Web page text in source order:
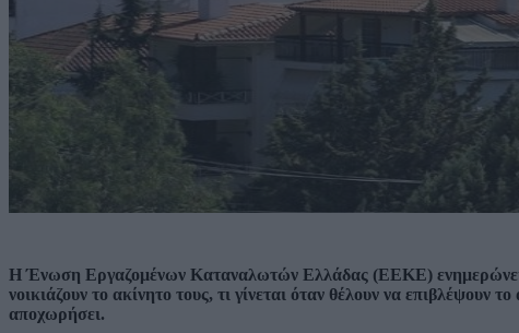
Η Ένωση Εργαζομένων Καταναλωτών Ελλάδας (ΕΕΚΕ) ενημερώνει
νοικιάζουν το ακίνητο τους, τι γίνεται όταν θέλουν να επιβλέψουν
αποχωρήσει.